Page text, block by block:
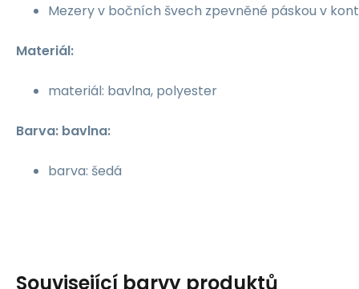
Mezery v bočních švech zpevněné páskou v
Materiál:
materiál: bavlna, polyester
Barva: bavlna:
barva: šedá
Související barvy produktů